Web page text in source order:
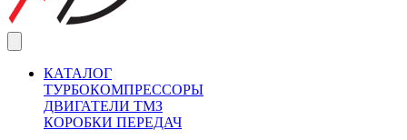
КАТАЛОГ
ТУРБОКОМПРЕССОРЫ
ДВИГАТЕЛИ ТМЗ
КОРОБКИ ПЕРЕДАЧ